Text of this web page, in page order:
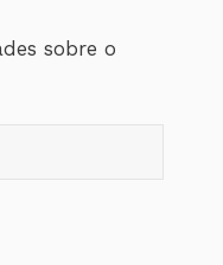
sobre o